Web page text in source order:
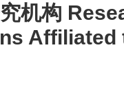
机构
Affiliated